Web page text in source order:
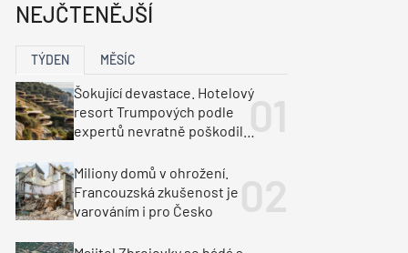
Zdravotnictví
Plastová okna
Střešní okna
projekty
službyAdministrativa
Dopravní stavby
soutěže
NEJČTENĚJŠÍ
TÝDEN MĚSÍC
Šokující devastace. Hotelový
resort Trumpových podle
expertů nevratně poškodil
Miliony domů v ohrožení.
Francouzská zkušenost je
varováním i pro Česko